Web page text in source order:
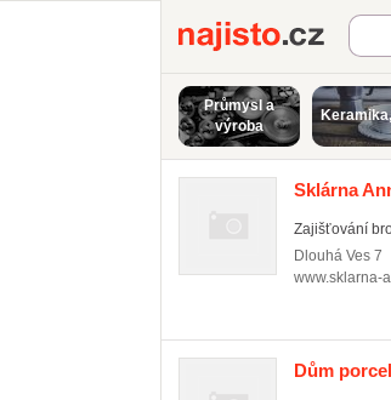
Průmysl a
výroba
Sklárna
Zajišťování
Dlouhá Ves 7
www.sklarna-
Dům